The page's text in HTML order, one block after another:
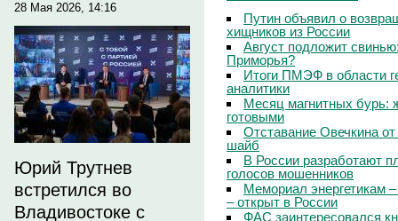
28 Мая 2026, 14:16
Юрий Трутнев
встретился во
Владивостоке с
Путин объявил о
хищников из России
Август подложит
Приморья?
Итоги ПМЭФ в области
аналитики
Месяц магнитных бурь:
готовыми
Отставание Овечкина
шайб
В России разработают
голосов мошенников
Мемориал энергетикам
– открыт в России
ФАС заинтересовался